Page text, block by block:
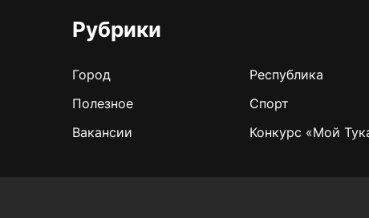
Рубрики
Город Республика
Полезное
Спорт
Вакансии
Конкурс «Мой